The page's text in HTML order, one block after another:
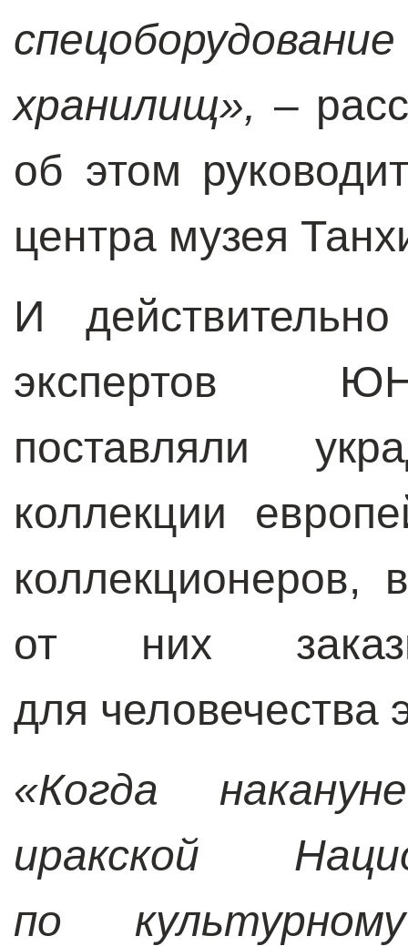
хранилищ», –
об этом
центра музея
И
экспертов
поставляли
коллекции
коллекционеров,
от них
для человечества
«Когда
иракской
по